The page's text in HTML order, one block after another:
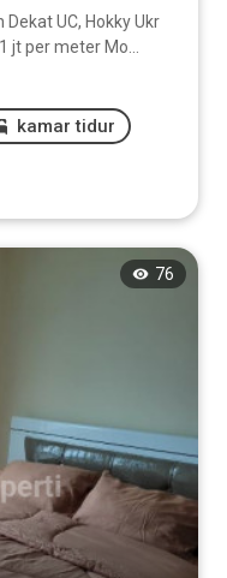
Dekat UC, Hokky Ukr
jt per meter Mo...
kamar tidur
76